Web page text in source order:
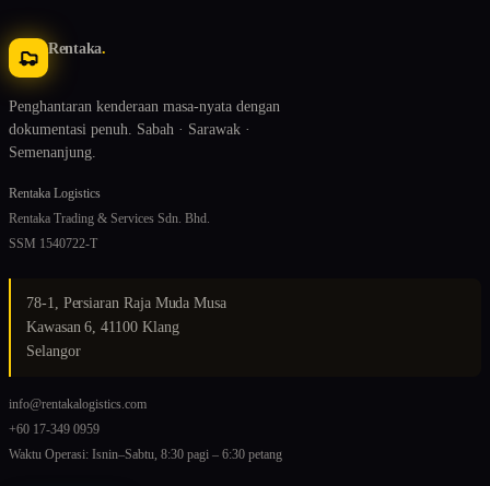
Rentaka.
Penghantaran kenderaan masa-nyata dengan
dokumentasi penuh. Sabah · Sarawak ·
Semenanjung.
Rentaka Logistics
Rentaka Trading & Services Sdn. Bhd.
SSM 1540722-T
78-1, Persiaran Raja Muda Musa
Kawasan 6, 41100 Klang
Selangor
info@rentakalogistics.com
+60 17-349 0959
Waktu Operasi: Isnin–Sabtu, 8:30 pagi – 6:30 petang